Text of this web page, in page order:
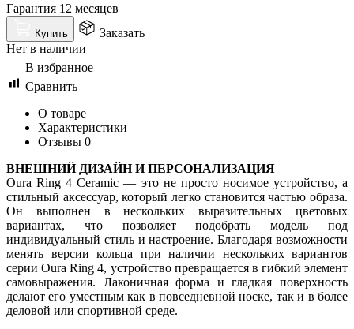
Гарантия 12 месяцев
Купить
Заказать
Нет в наличии
В избранное
Сравнить
О товаре
Характеристики
Отзывы 0
ВНЕШНИЙ ДИЗАЙН И ПЕРСОНАЛИЗАЦИЯ
Oura Ring 4 Ceramic — это не просто носимое устройство, а
стильный аксессуар, который легко становится частью образа.
Он выполнен в нескольких выразительных цветовых
вариантах, что позволяет подобрать модель под
индивидуальный стиль и настроение. Благодаря возможности
менять версии кольца при наличии нескольких вариантов
серии Oura Ring 4, устройство превращается в гибкий элемент
самовыражения. Лаконичная форма и гладкая поверхность
делают его уместным как в повседневной носке, так и в более
деловой или спортивной среде.